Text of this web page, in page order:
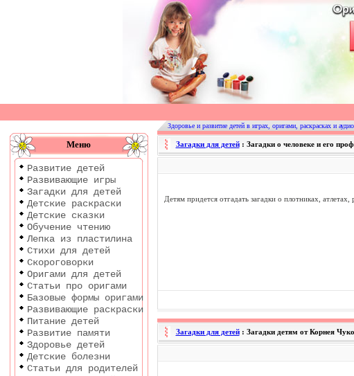
|
Раскраски
Развитие
детей
Меню
Развитие детей
Развивающие игры
Загадки для детей
Детские раскраски
Детские сказки
Обучение чтению
Лепка из пластилина
Стихи для детей
Скороговорки
Оригами для детей
Статьи про оригами
Базовые формы оригами
Развивающие раскраски
Питание детей
Развитие памяти
Здоровье детей
Детские болезни
Статьи для родителей
Здоровье и развитие детей в играх, оригами, раскрасках и
Загадки для детей : Загадки о человеке и его
Детям придется отгадать загадки о плотниках,
Загадки для детей : Загадки детям от Корнея